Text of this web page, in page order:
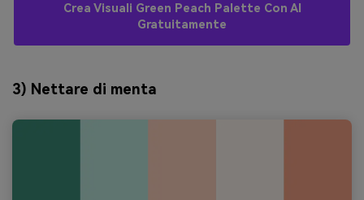
Crea Visuali Green Peach Palette Con AI
Gratuitamente
3) Nettare di menta